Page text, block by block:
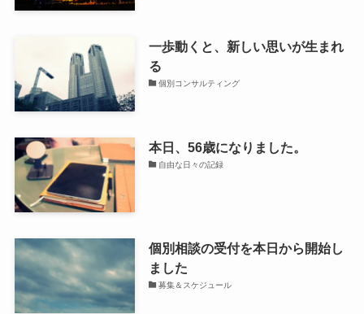
一歩動くと、新しい思いが生まれ
る
個別コンサルティング
本日、56歳になりました。
自由な日々の記録
個別相談の受付を本日から開始し
ました
募集＆スケジュール